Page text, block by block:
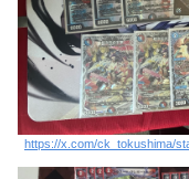
https://x.com/ck_tokushima/